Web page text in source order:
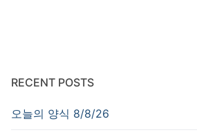
RECENT POSTS
오늘의 양식 8/8/26